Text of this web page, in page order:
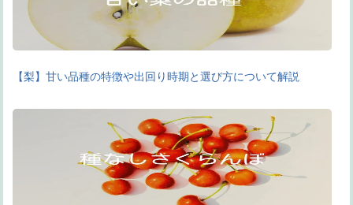
【梨】甘い品種の特徴や出回り時期と選び方について解説